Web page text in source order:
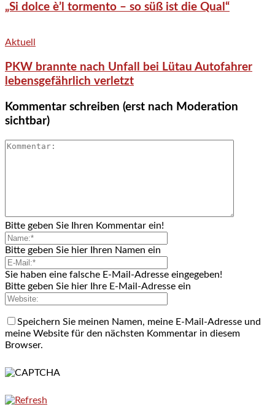
„Si dolce è’l tormento – so süß ist die Qual“
Aktuell
PKW brannte nach Unfall bei Lütau Autofahrer
lebensgefährlich verletzt
Kommentar schreiben (erst nach Moderation
sichtbar)
Bitte geben Sie Ihren Kommentar ein!
Bitte geben Sie hier Ihren Namen ein
Sie haben eine falsche E-Mail-Adresse eingegeben!
Bitte geben Sie hier Ihre E-Mail-Adresse ein
Speichern Sie meinen Namen, meine E-Mail-Adresse und
meine Website für den nächsten Kommentar in diesem
Browser.